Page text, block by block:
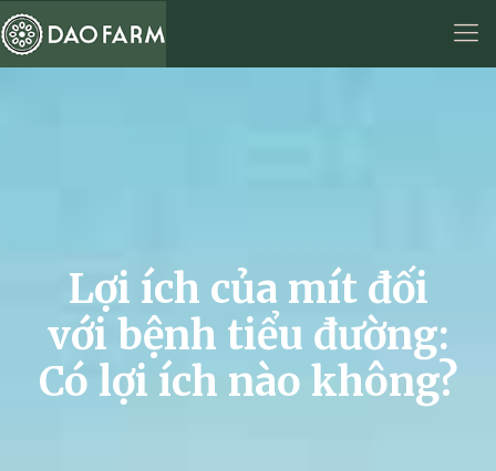
Lợi ích của mít đối
với bệnh tiểu đường:
Có lợi ích nào không?